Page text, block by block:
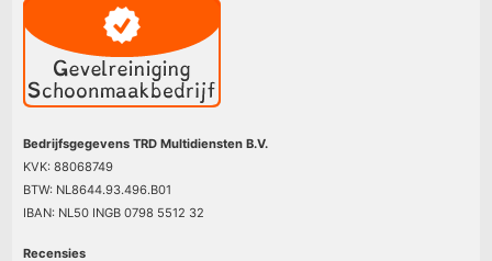
Bedrijfsgegevens TRD Multidiensten B.V.
KVK: 88068749
BTW: NL8644.93.496.B01
IBAN: NL50 INGB 0798 5512 32
Recensies